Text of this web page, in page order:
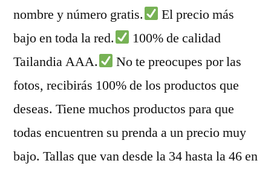
nombre y número gratis.
El precio más
bajo en toda la red.
100% de calidad
Tailandia AAA.
No te preocupes por las
fotos, recibirás 100% de los productos que
deseas. Tiene muchos productos para que
todas encuentren su prenda a un precio muy
bajo. Tallas que van desde la 34 hasta la 46 en